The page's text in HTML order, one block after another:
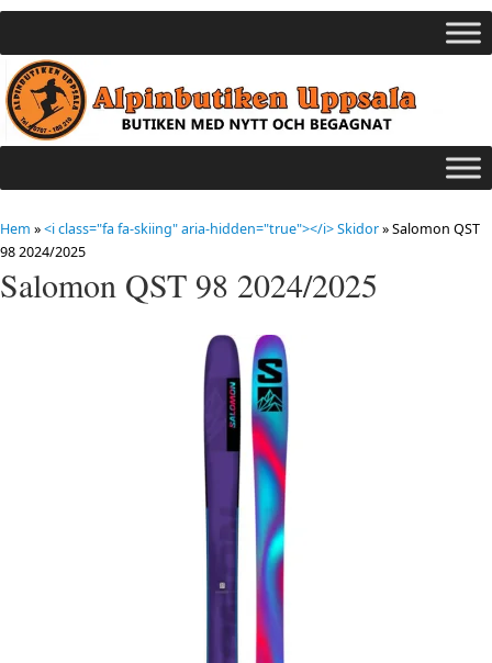
Hem »<i class="fa fa-skiing" aria-hidden="true"></i> Skidor»Salomon QST
98 2024/2025
Salomon QST 98 2024/2025